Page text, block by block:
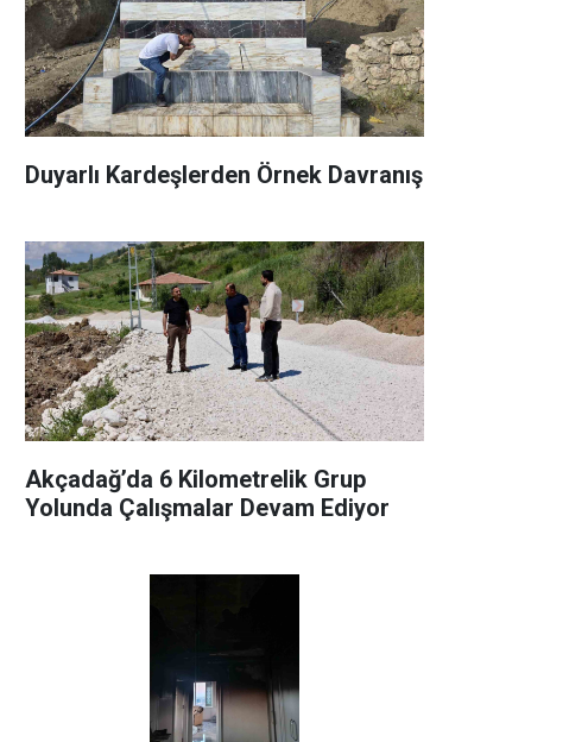
Duyarlı Kardeşlerden Örnek Davranış
Akçadağ’da 6 Kilometrelik Grup
Yolunda Çalışmalar Devam Ediyor